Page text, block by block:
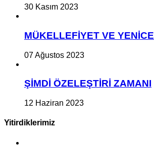
30 Kasım 2023
MÜKELLEFİYET VE YENİCE
07 Ağustos 2023
ŞİMDİ ÖZELEŞTİRİ ZAMANI
12 Haziran 2023
Yitirdiklerimiz